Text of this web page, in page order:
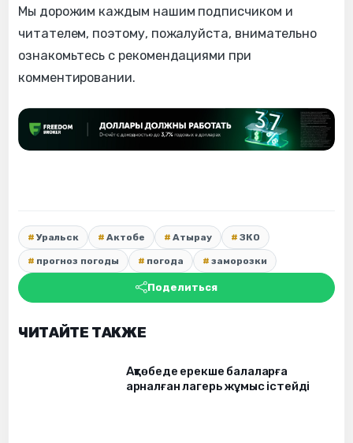
Мы дорожим каждым нашим подписчиком и
читателем, поэтому, пожалуйста, внимательно
ознакомьтесь с рекомендациями при
комментировании.
Уральск Актобе Атырау ЗКО
прогноз погоды погода заморозки
Поделиться
ЧИТАЙТЕ ТАКЖЕ
Ақтөбеде ерекше балаларға
арналған лагерь жұмыс істейді